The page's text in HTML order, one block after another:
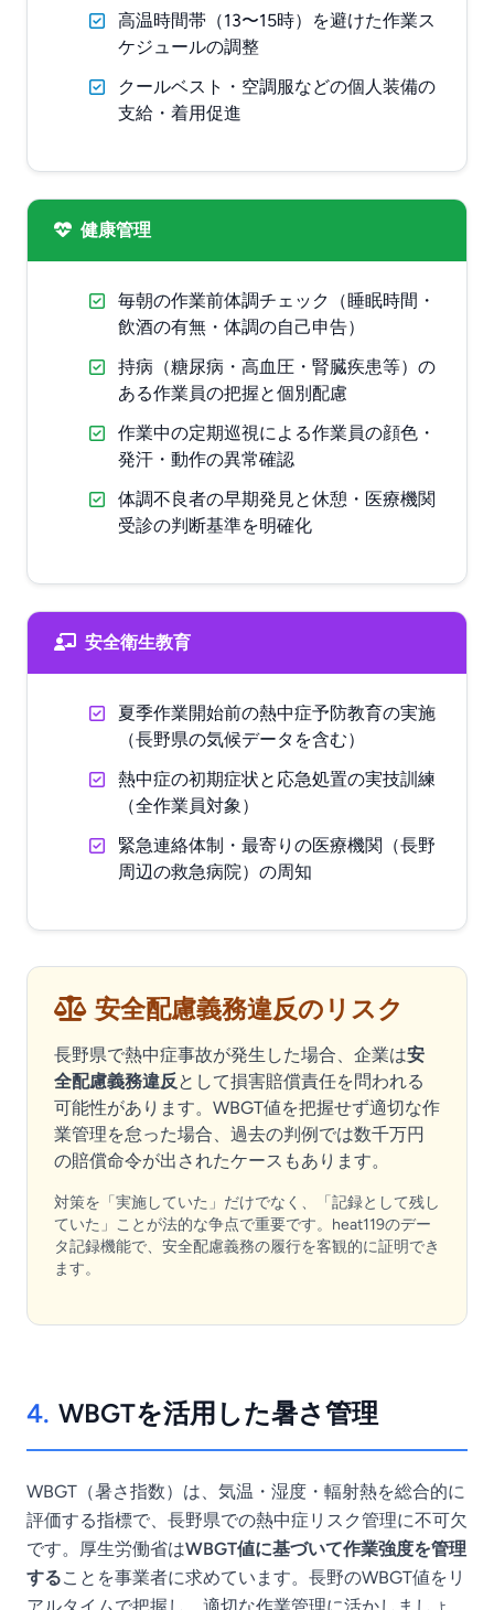
高温時間帯（13〜15時）を避けた作業ス
ケジュールの調整
クールベスト・空調服などの個人装備の
支給・着用促進
健康管理
毎朝の作業前体調チェック（睡眠時間・
飲酒の有無・体調の自己申告）
持病（糖尿病・高血圧・腎臓疾患等）の
ある作業員の把握と個別配慮
作業中の定期巡視による作業員の顔色・
発汗・動作の異常確認
体調不良者の早期発見と休憩・医療機関
受診の判断基準を明確化
安全衛生教育
夏季作業開始前の熱中症予防教育の実施
（長野県の気候データを含む）
熱中症の初期症状と応急処置の実技訓練
（全作業員対象）
緊急連絡体制・最寄りの医療機関（長野
周辺の救急病院）の周知
安全配慮義務違反のリスク
長野県で熱中症事故が発生した場合、企業は安
全配慮義務違反として損害賠償責任を問われる
可能性があります。WBGT値を把握せず適切な作
業管理を怠った場合、過去の判例では数千万円
の賠償命令が出されたケースもあります。
対策を「実施していた」だけでなく、「記録として残し
ていた」ことが法的な争点で重要です。heat119のデー
タ記録機能で、安全配慮義務の履行を客観的に証明でき
ます。
4. WBGTを活用した暑さ管理
WBGT（暑さ指数）は、気温・湿度・輻射熱を総合的に
評価する指標で、長野県での熱中症リスク管理に不可欠
です。厚生労働省はWBGT値に基づいて作業強度を管理
することを事業者に求めています。長野のWBGT値をリ